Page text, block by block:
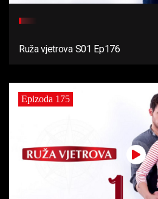
Ruža vjetrova S01 Ep176
Epizoda 175